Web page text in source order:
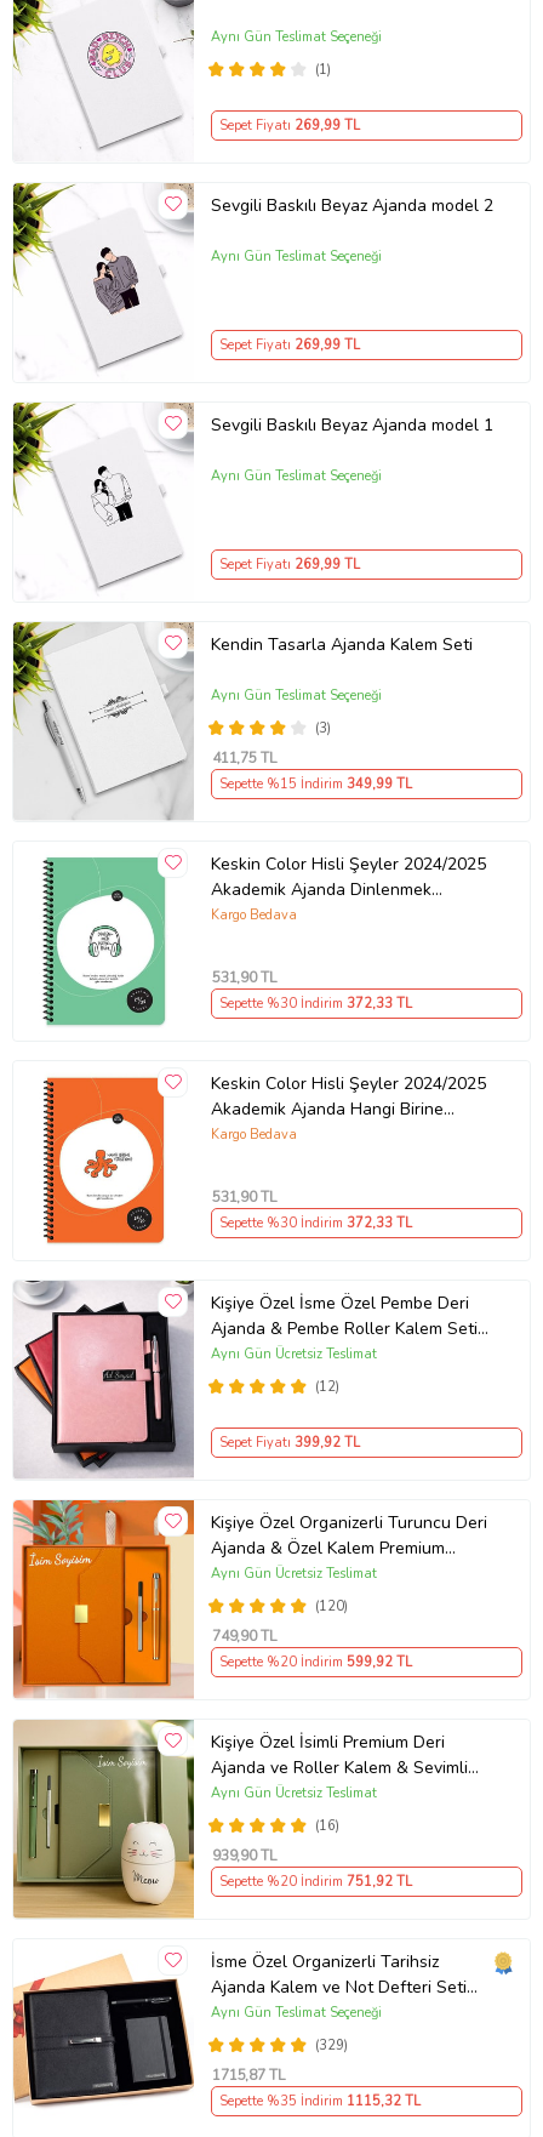
(1)
Aynı Gün Teslimat Seçeneği
Sepet Fiyatı 269,99 TL
Sevgili Baskılı Beyaz Ajanda model 2
Aynı Gün Teslimat Seçeneği
Sepet Fiyatı 269,99 TL
Sevgili Baskılı Beyaz Ajanda model 1
Aynı Gün Teslimat Seçeneği
Sepet Fiyatı 269,99 TL
Kendin Tasarla Ajanda Kalem Seti
(3)
Aynı Gün Teslimat Seçeneği
411,75 TL
Sepette %15 İndirim 349,99 TL
Keskin Color Hisli Şeyler 2024/2025
Akademik Ajanda Dinlenmek
İstiyorum
Kargo Bedava
531,90 TL
Sepette %30 İndirim 372,33 TL
Keskin Color Hisli Şeyler 2024/2025
Akademik Ajanda Hangi Birine
Yetişeyim
Kargo Bedava
531,90 TL
Sepette %30 İndirim 372,33 TL
Kişiye Özel İsme Özel Pembe Deri
Ajanda & Pembe Roller Kalem Seti
Premium Kutulu
(12)
Aynı Gün Ücretsiz Teslimat
Sepet Fiyatı 399,92 TL
Kişiye Özel Organizerli Turuncu Deri
Ajanda & Özel Kalem Premium
Hediye Seti
(120)
Aynı Gün Ücretsiz Teslimat
749,90 TL
Sepette %20 İndirim 599,92 TL
Kişiye Özel İsimli Premium Deri
Ajanda ve Roller Kalem & Sevimli
Kedi H2o Nemlendirici Seti
(16)
Aynı Gün Ücretsiz Teslimat
939,90 TL
Sepette %20 İndirim 751,92 TL
İsme Özel Organizerli Tarihsiz
Ajanda Kalem ve Not Defteri Seti
Kutulu (Siyah)
(329)
Aynı Gün Teslimat Seçeneği
1715,87 TL
Sepette %35 İndirim 1115,32 TL